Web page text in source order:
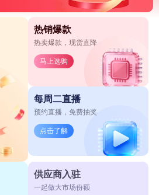
热销爆款
热卖爆款，现货直降
马上选购
每周二直播
预约直播，免费抽奖
点击了解
供应商入驻
一起做大市场份额